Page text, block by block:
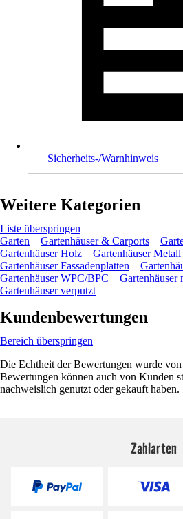
Sicherheits-/Warnhinweis
Weitere Kategorien
Liste überspringen
Garten
Gartenhäuser & Carports
Gartenhäuser Holz
Gartenhäuser Metall
Gartenhäuser Fassadenplatten
Gartenhäuser WPC/BPC
Gartenhäuser
Gartenhäuser verputzt
Kundenbewertungen
Bereich überspringen
Die Echtheit der Bewertungen wurde
Bewertungen können auch von Kunden
nachweislich genutzt oder gekauft haben.
Zahlarten